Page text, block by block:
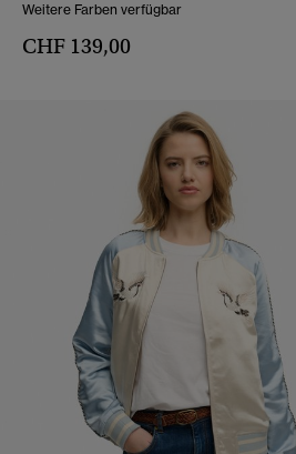
Weitere Farben verfügbar
CHF 139,00